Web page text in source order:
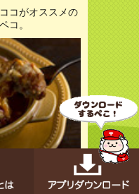
コがオススメの
コ。